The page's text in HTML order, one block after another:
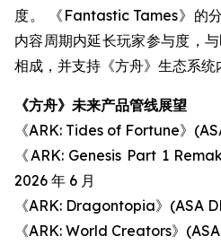
度。 《Fantastic Tames》的
内容周期内延长玩家参与度，
相成，并支持《方舟》生态系统
《方舟》未来产品管线展望
《ARK: Tides of Fortune》
《ARK: Genesis Part 1
2026 年 6 月
《ARK: Dragontopia》(ASA
《ARK: World Creators》